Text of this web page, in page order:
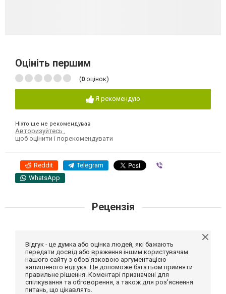
Оцініть першим
(0 оцінок)
Я рекомендую
Ніхто ще не рекомендував
Авторизуйтесь
щоб оцінити і порекомендувати
Reddit Telegram
WhatsApp
Рецензія
Відгук - це думка або оцінка людей, які бажають
передати досвід або враження іншим користувачам
нашого сайту з обов'язковою аргументацією
залишеного відгука. Це допоможе багатьом прийняти
правильне рішення. Коментарі призначені для
спілкування та обговорення, а також для роз'яснення
питань, що цікавлять.